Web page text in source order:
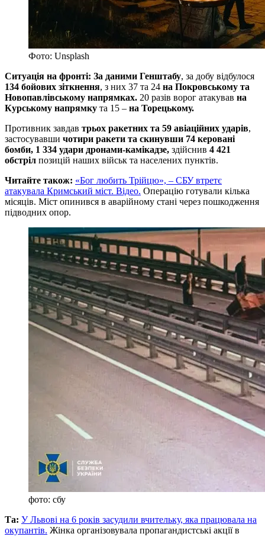
Фото: Unsplash
Ситуація на фронті: За даними Генштабу, за добу відбулося
134 бойових зіткнення, з них 37 та 24 на Покровському та
Новопавлівському напрямках. 20 разів ворог атакував на
Курському напрямку та 15 – на Торецькому.
Противник завдав трьох ракетних та 59 авіаційних ударів,
застосувавши чотири ракети та скинувши 74 керовані
бомби, 1 334 удари дронами-камікадзе, здійснив 4 421
обстріл позицій наших військ та населених пунктів.
Читайте також: «Бог любить Трійцю», – СБУ втретє
атакувала Кримський міст. Відео. Операцію готували кілька
місяців. Міст опинився в аварійному стані через пошкодження
підводних опор.
фото: сбу
Та: У Львові на 6 років засудили вчительку, яка працювала на
окупантів. Жінка організовувала пропагандистські акції в